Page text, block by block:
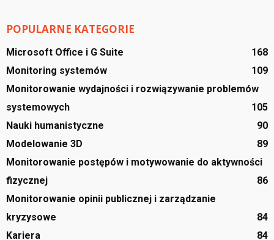
POPULARNE KATEGORIE
Microsoft Office i G Suite
168
Monitoring systemów
109
Monitorowanie wydajności i rozwiązywanie problemów
systemowych
105
Nauki humanistyczne
90
Modelowanie 3D
89
Monitorowanie postępów i motywowanie do aktywności
fizycznej
86
Monitorowanie opinii publicznej i zarządzanie
kryzysowe
84
Kariera
84